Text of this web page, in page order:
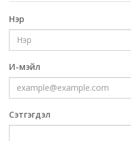
Нэр
И-мэйл
Сэтгэгдэл